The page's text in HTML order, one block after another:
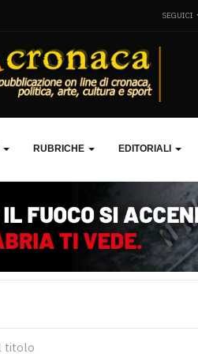
SEGUICI
RUBRICHE EDITORIALI